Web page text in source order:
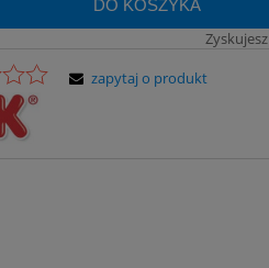
DO KOSZYKA
Zyskujesz
zapytaj o produkt